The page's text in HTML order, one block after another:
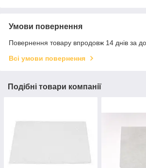
Умови повернення
Повернення товару впродовж 14 днів за
Всі умови повернення
Подібні товари компанії